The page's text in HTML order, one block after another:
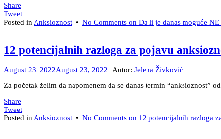
Share
Tweet
Posted in Anksioznost • No Comments on Da li je danas moguće
12 potencijalnih razloga za pojavu
August 23, 2022August 23, 2022 | Autor: Jelena Živković
Za početak želim da napomenem da se danas termin
Share
Tweet
Posted in Anksioznost • No Comments on 12 potencijalnih razloga